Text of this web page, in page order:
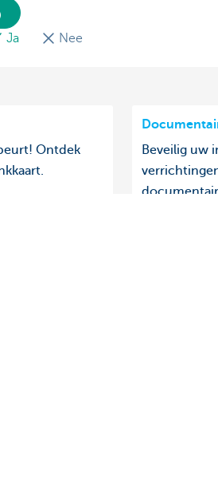
Ja Nee
Ontdek
Beveilig uw